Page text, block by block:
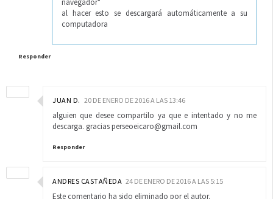
al hacer esto se descargará automáticamente a su
computadora
Responder
JUAN D. 20 DE ENERO DE 2016 A LAS 13:46
alguien que desee compartilo ya que e intentado y no me
descarga. gracias perseoeicaro@gmail.com
Responder
ANDRES CASTAÑEDA 24 DE ENERO DE 2016 A LAS 5:15
Este comentario ha sido eliminado por el autor.